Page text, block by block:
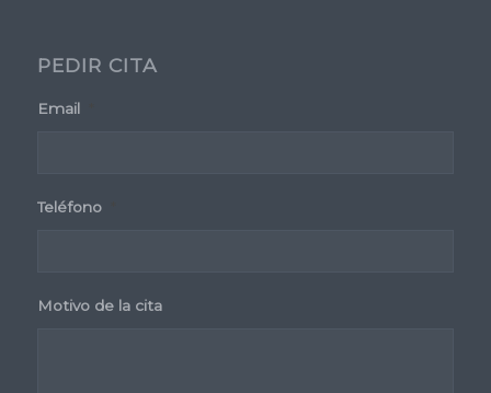
PEDIR CITA
Email
Teléfono
Motivo de la cita